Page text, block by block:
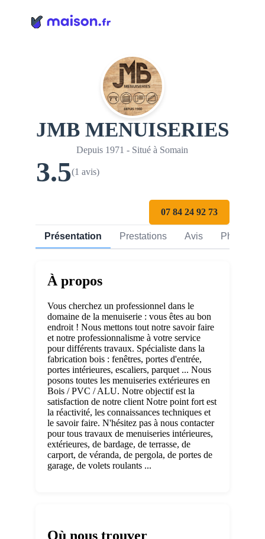
JMB MENUISERIES
Depuis 1971 - Situé à Somain
3.5(1 avis)
07 84 24 92 73
Présentation Prestations Avis Photos
À propos
Vous cherchez un professionnel dans le
domaine de la menuiserie : vous êtes au bon
endroit ! Nous mettons tout notre savoir faire
et notre professionnalisme à votre service
pour différents travaux. Spécialiste dans la
fabrication bois : fenêtres, portes d'entrée,
portes intérieures, escaliers, parquet ... Nous
posons toutes les menuiseries extérieures en
Bois / PVC / ALU. Notre objectif est la
satisfaction de notre client Notre point fort est
la réactivité, les connaissances techniques et
le savoir faire. N'hésitez pas à nous contacter
pour tous travaux de menuiseries intérieures,
extérieures, de bardage, de terrasse, de
carport, de véranda, de pergola, de portes de
garage, de volets roulants ...
Où nous trouver